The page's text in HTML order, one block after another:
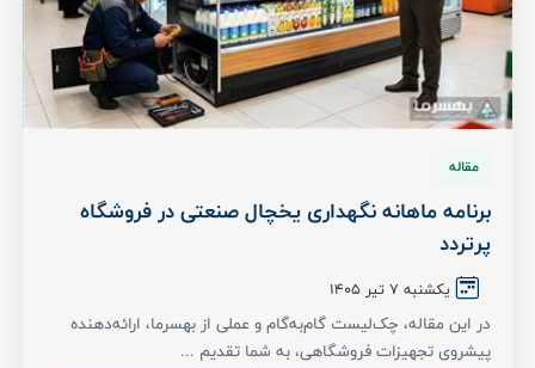
مقاله
برنامه ماهانه نگهداری یخچال صنعتی در فروشگاه
پرتردد
یکشنبه 7 تیر ۱۴۰۵
در این مقاله، چک‌لیست گام‌به‌گام و عملی از بهسرما، ارائه‌دهنده
پیشروی تجهیزات فروشگاهی، به شما تقدیم ...